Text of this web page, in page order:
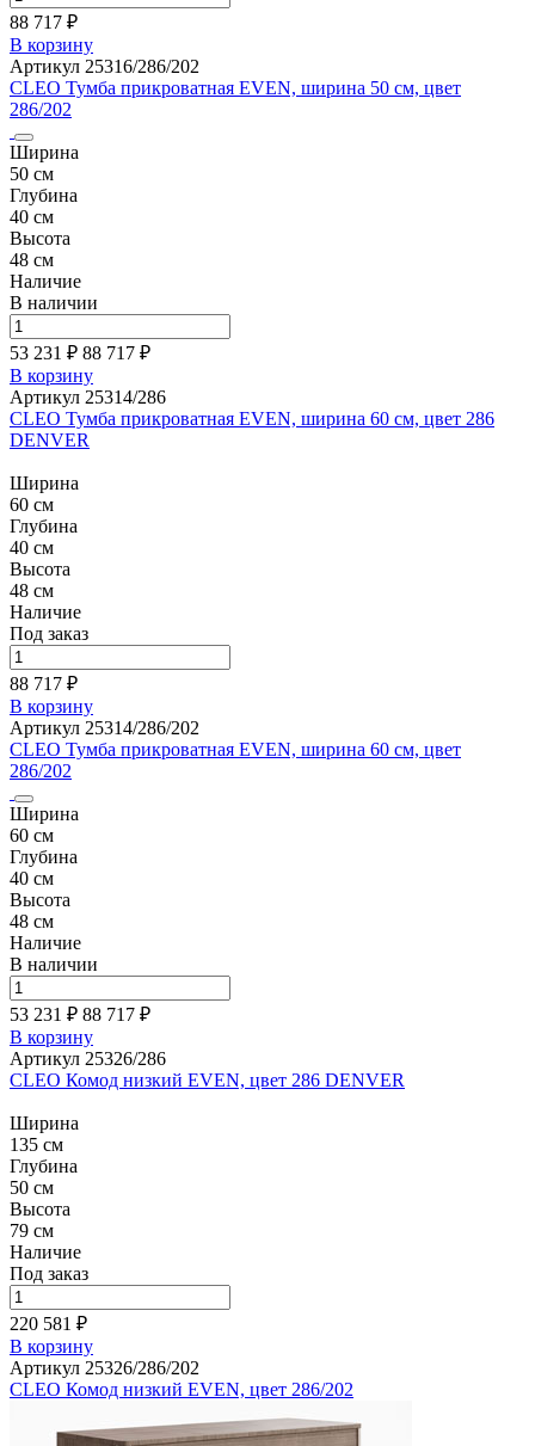
88 717 ₽
В корзину
Артикул 25316/286/202
CLEO Тумба прикроватная EVEN, ширина 50 см, цвет
286/202
Ширина
50 см
Глубина
40 см
Высота
48 см
Наличие
В наличии
53 231 ₽ 88 717 ₽
В корзину
Артикул 25314/286
CLEO Тумба прикроватная EVEN, ширина 60 см, цвет 286
DENVER
Ширина
60 см
Глубина
40 см
Высота
48 см
Наличие
Под заказ
88 717 ₽
В корзину
Артикул 25314/286/202
CLEO Тумба прикроватная EVEN, ширина 60 см, цвет
286/202
Ширина
60 см
Глубина
40 см
Высота
48 см
Наличие
В наличии
53 231 ₽ 88 717 ₽
В корзину
Артикул 25326/286
CLEO Комод низкий EVEN, цвет 286 DENVER
Ширина
135 см
Глубина
50 см
Высота
79 см
Наличие
Под заказ
220 581 ₽
В корзину
Артикул 25326/286/202
CLEO Комод низкий EVEN, цвет 286/202